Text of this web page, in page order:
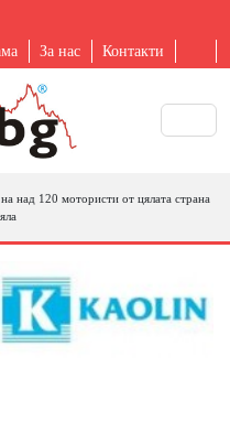
За нас Контакти
над 120 мотористи от цялата страна